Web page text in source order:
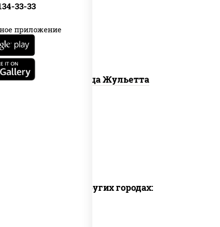
33-33
приложение
Пицца Жульетта
Доставка в других городах: